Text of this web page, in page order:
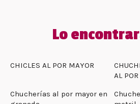
Lo
CHICLES AL POR MAYOR
AL
Chucherías al por mayor en